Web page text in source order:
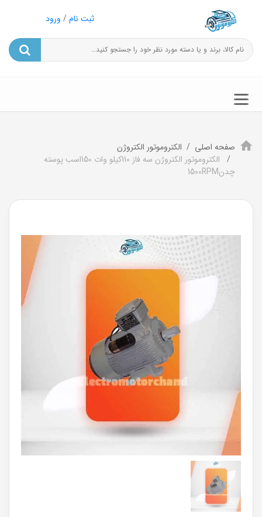
ثبت نام / ورود
صفحه اصلی
الکتروموتور الکتروژن
الکتروموتور الکتروژن سه فاز 110کیلو وات 150اسب پوسته
چدن1500RPM